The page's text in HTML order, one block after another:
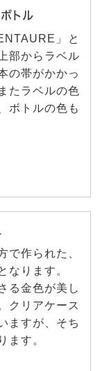
トル
」と
部からラベル
の帯がかかっ
たラベルの色
ボトルの色も
で作られた、
なります。
る金色が美し
クリアケース
ますが、そち
ます。